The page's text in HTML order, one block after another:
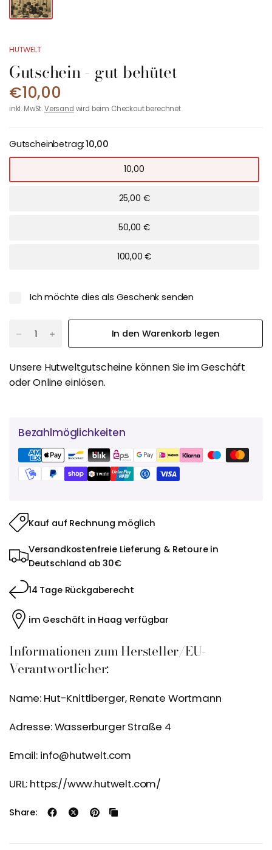
HUTWELT
Gutschein - gut behütet
€10,00
inkl. MwSt.Versand wird beim Checkout berechnet
Gutscheinbetrag:10,00
10,00
25,00 €
50,00 €
100,00 €
Ich möchte dies als Geschenk senden
In den Warenkorb legen
Unsere Hutweltgutscheine können Sie im Geschäft
oder Online einlösen.
Bezahlmöglichkeiten
Kauf auf Rechnung möglich
Versandkostenfreie Lieferung & Retoure in
Deutschland ab 30€
14 Tage Rückgaberecht
im Geschäft in Haag verfügbar
Informationen zum Hersteller/EU-
Verantwortlicher:
Name: Hut-Knittlberger, Renate Wortmann
Adresse: Wasserburger Straße 4
Email: info@hutwelt.com
URL: https://www.hutwelt.com/
Share: